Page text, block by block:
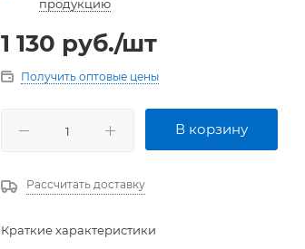
продукцию
1 130 руб./шт
Получить оптовые цены
В корзину
Рассчитать доставку
Краткие характеристики